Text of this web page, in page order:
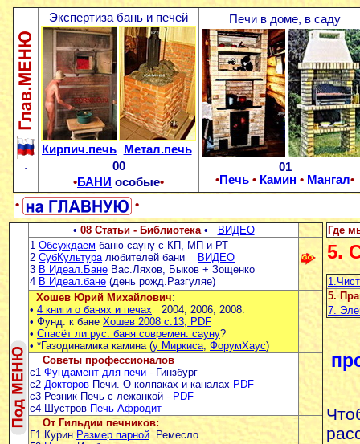
.
Экспертиза бань и печей
Кирпич.печь
Метал.печь
00
•БАНИ особые•
Печи в доме, в саду
01
•Печь • Камин • Мангал•
•
•
• 08 Статьи - Библиотека•
ВИДЕО
1 Обсуждаем баню-сауну с КП, МП и РТ
2 СубКультуралюбителей бани
ВИДЕО
3 В Идеал.Бане Вас.Ляхов, Быков + Зощенко
4 В Идеал.бане (день рожд.Разгуляе)
Хошев Юрий Михайлович:
• 4 книги о банях и печах
2004, 2006, 2008.
• Фунд. к бане Хошев 2008 с.13, PDF
• Спасёт ли рус. баня современ. сауну?
• *Газодинамика камина (у Миркиса, ФорумХаус)
Советы профессионалов
с1 Фундамент для печи - Гинзбург
с2 Докторов Печи. О колпаках и каналах PDF
с3 Резник Печь с лежанкой - PDF
с4 Шустров Печь Афродит
От Гильдии печников:
Г1 Курин Размер парной Ремесло
Где
5.
5.
7.